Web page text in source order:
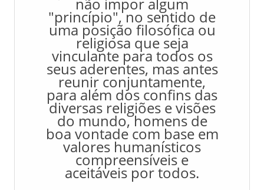
"princípio", no sentido de
uma posição filosófica ou
religiosa que seja
vinculante para todos os
seus aderentes, mas antes
reunir conjuntamente,
para além dos confins das
diversas religiões e visões
do mundo, homens de
boa vontade com base em
valores humanísticos
compreensíveis e
aceitáveis por todos.